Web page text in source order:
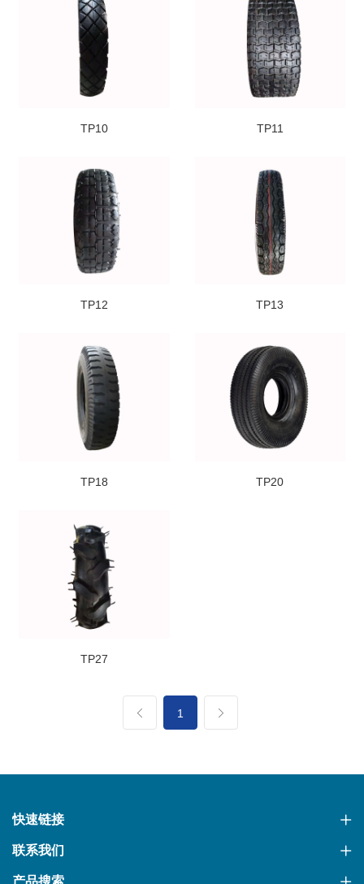
TP10 TP11
TP12 TP13
TP18 TP20
TP27
1
快速链接
联系我们
产品搜索